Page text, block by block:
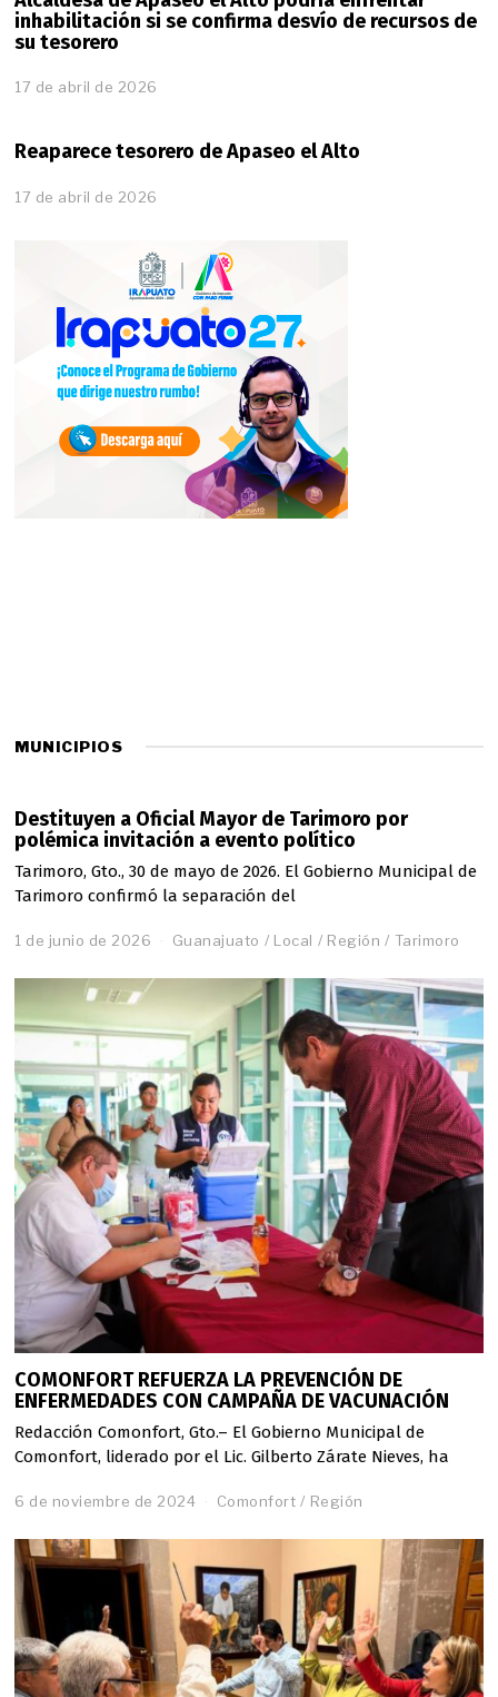
inhabilitación si se confirma desvío de recursos de
su tesorero
17 de abril de 2026
Reaparece tesorero de Apaseo el Alto
17 de abril de 2026
MUNICIPIOS
Destituyen a Oficial Mayor de Tarimoro por
polémica invitación a evento político
Tarimoro, Gto., 30 de mayo de 2026. El Gobierno Municipal de
Tarimoro confirmó la separación del
1 de junio de 2026 Guanajuato / Local / Región / Tarimoro
COMONFORT REFUERZA LA PREVENCIÓN DE
ENFERMEDADES CON CAMPAÑA DE VACUNACIÓN
Redacción Comonfort, Gto.– El Gobierno Municipal de
Comonfort, liderado por el Lic. Gilberto Zárate Nieves, ha
6 de noviembre de 2024 Comonfort / Región